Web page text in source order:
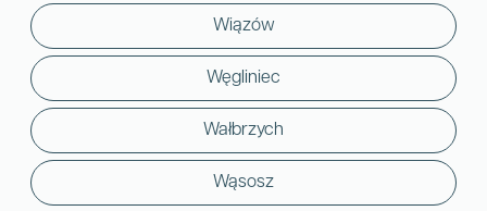
Wiązów
Węgliniec
Wałbrzych
Wąsosz